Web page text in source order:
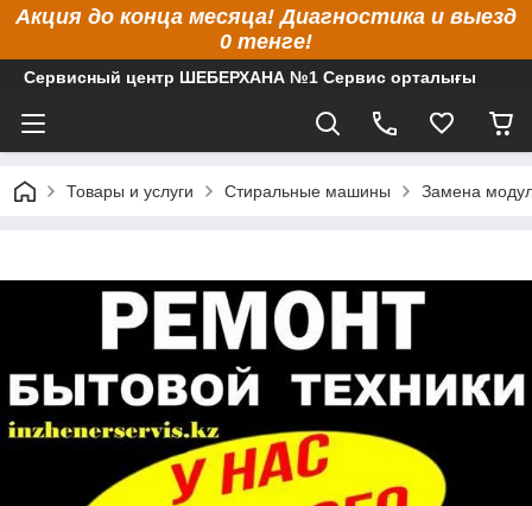
Акция до конца месяца! Диагностика и выезд
0 тенге!
Сервисный центр ШЕБЕРХАНА №1 Сервис орталығы
Товары и услуги Стиральные машины Замена